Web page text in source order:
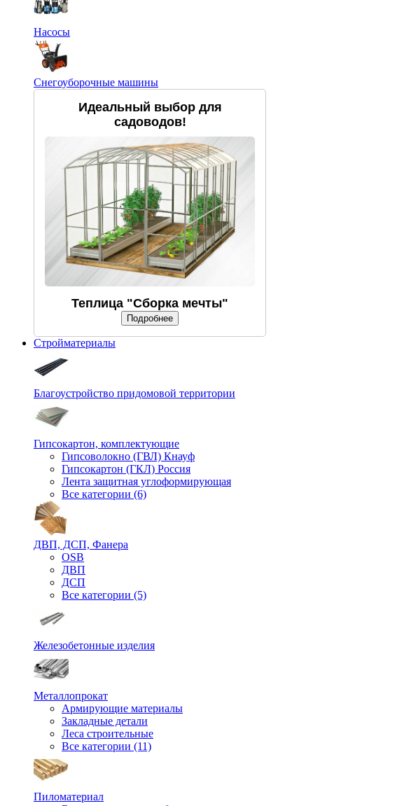
Насосы
Снегоуборочные машины
Идеальный выбор для
садоводов!
Теплица "Сборка мечты"
Подробнее
Стройматериалы
Благоустройство придомовой территории
Гипсокартон, комплектующие
Гипсоволокно (ГВЛ) Кнауф
Гипсокартон (ГКЛ) Россия
Лента защитная углоформирующая
Все категории (6)
ДВП, ДСП, Фанера
OSB
ДВП
ДСП
Все категории (5)
Железобетонные изделия
Металлопрокат
Армирующие материалы
Закладные детали
Леса строительные
Все категории (11)
Пиломатериал